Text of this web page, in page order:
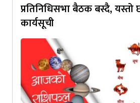
प्रतिनिधिसभा बैठक बस्दै, यस्तो
कार्यसूची